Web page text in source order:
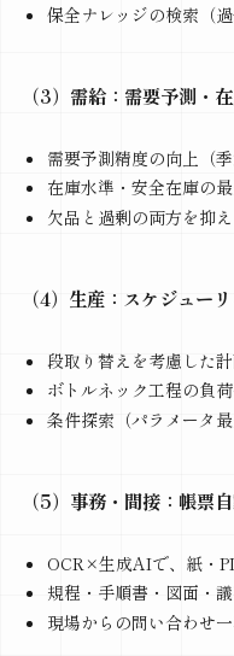
保全ナレッジの検索（
（3）需給：需要予測・
需要予測精度の向上（
在庫水準・安全在庫の
欠品と過剰の両方を抑
（4）生産：スケジュー
段取り替えを考慮した
ボトルネック工程の負
条件探索（パラメータ
（5）事務・間接：帳票
OCR×生成AIで、紙・
規程・手順書・図面・
現場からの問い合わせ